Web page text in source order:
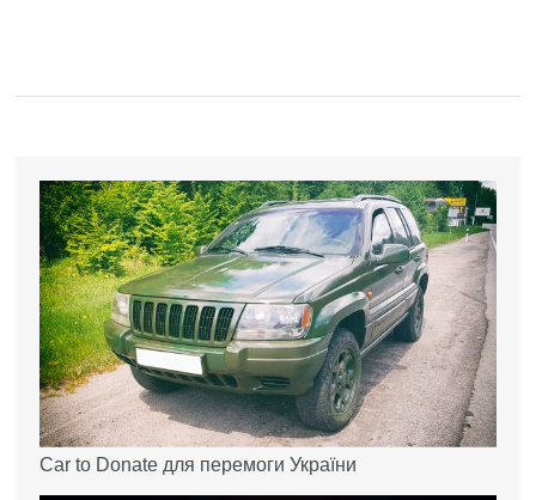
Car to Donate для перемоги України